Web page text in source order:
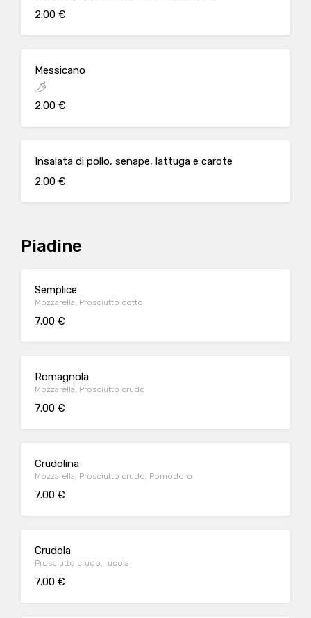
2.00 €
Messicano
2.00 €
Insalata di pollo, senape, lattuga e carote
2.00 €
Piadine
Semplice
Mozzarella, Prosciutto cotto
7.00 €
Romagnola
Mozzarella, Prosciutto crudo
7.00 €
Crudolina
Mozzarella, Prosciutto crudo, Pomodoro
7.00 €
Crudola
Prosciutto crudo, rucola
7.00 €